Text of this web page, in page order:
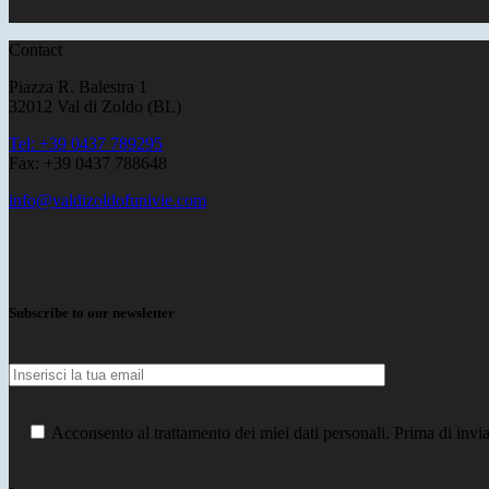
Contact
Piazza R. Balestra 1
32012 Val di Zoldo (BL)
Tel: +39 0437 789295
Fax: +39 0437 788648
info@valdizoldofunivie.com
Subscribe to our newsletter
Acconsento al trattamento dei miei dati personali. Prima di